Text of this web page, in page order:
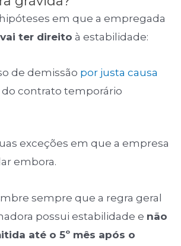
em que a empregada
ter direito à estabilidade:
de demissão por justa causa
do contrato temporário
exceções em que a empresa
embora.
sempre que a regra geral
possui estabilidade e não
até o 5º mês após o